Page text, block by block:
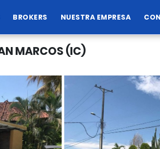
BROKERS NUESTRA EMPRESA
MARCOS (IC)